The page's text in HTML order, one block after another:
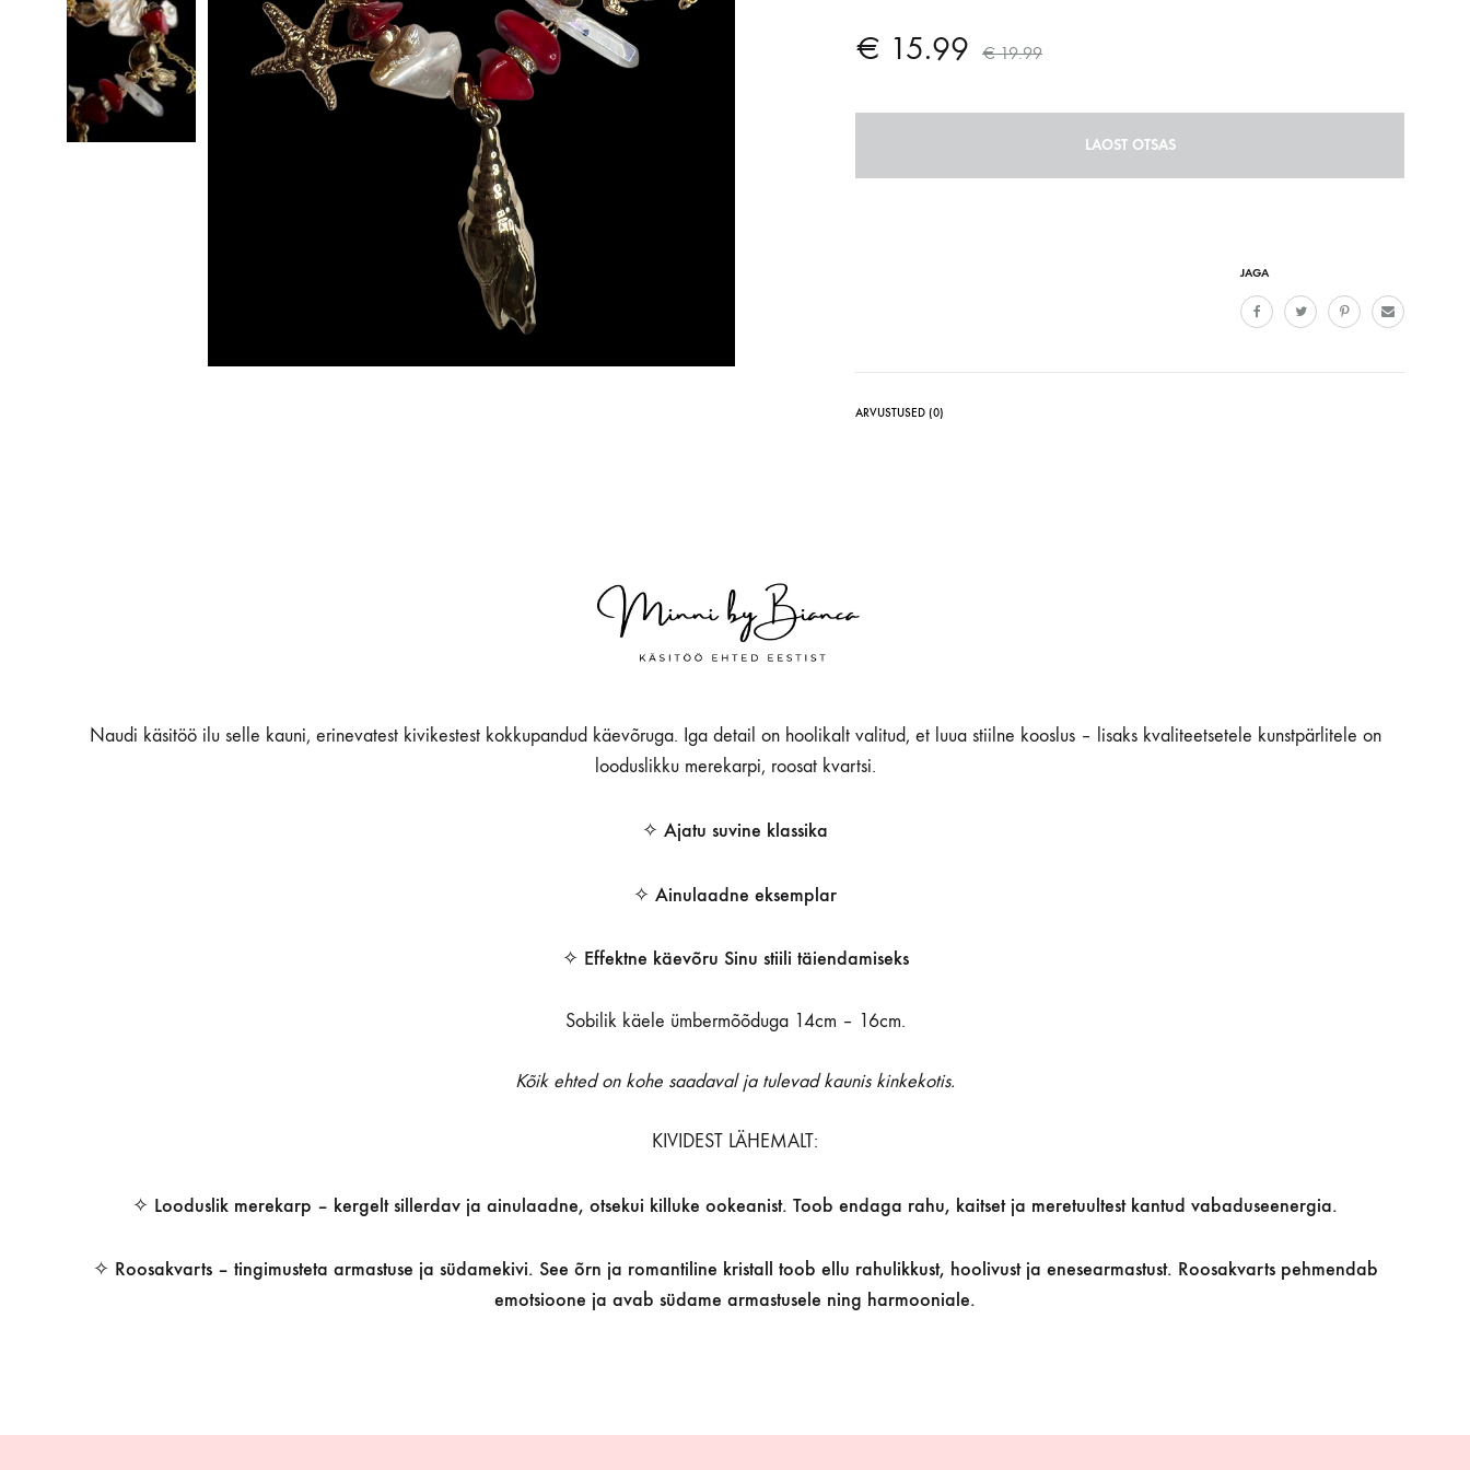
€ 15.99 €19.99
LAOST OTSAS
JAGA
ARVUSTUSED (0)
Naudi käsitöö ilu selle kauni, erinevatest kivikestest kokkupandud käevõruga. Iga detail on hoolikalt valitud, et luua stiilne kooslus – lisaks kvaliteetsetele kunstpärlitele on
looduslikku merekarpi, roosat kvartsi.
✧ Ajatu suvine klassika
✧ Ainulaadne eksemplar
✧ Effektne käevõru Sinu stiili täiendamiseks
Sobilik käele ümbermõõduga 14cm – 16cm.
Kõik ehted on kohe saadaval ja tulevad kaunis kinkekotis.
KIVIDEST LÄHEMALT:
✧ Looduslik merekarp – kergelt sillerdav ja ainulaadne, otsekui killuke ookeanist. Toob endaga rahu, kaitset ja meretuultest kantud vabaduseenergia.
✧ Roosakvarts – tingimusteta armastuse ja südamekivi. See õrn ja romantiline kristall toob ellu rahulikkust, hoolivust ja enesearmastust. Roosakvarts pehmendab
emotsioone ja avab südame armastusele ning harmooniale.